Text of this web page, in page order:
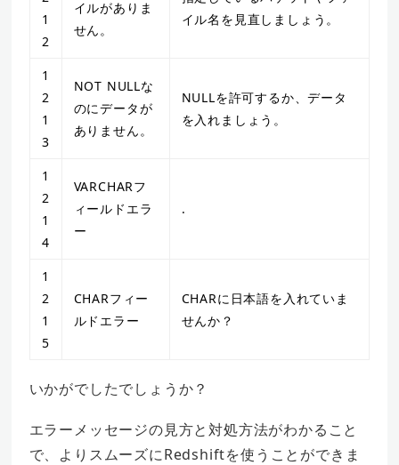
1
2
イルがありま
せん。
イル名を見直しましょう。
1
2
1
3
NOT NULLな
のにデータが
ありません。
NULLを許可するか、データ
を入れましょう。
1
2
1
4
VARCHARフ
ィールドエラ
ー
.
1
2
1
5
CHARフィー
ルドエラー
CHARに日本語を入れていま
せんか？
いかがでしたでしょうか？
エラーメッセージの見方と対処方法がわかること
で、よりスムーズにRedshiftを使うことができま